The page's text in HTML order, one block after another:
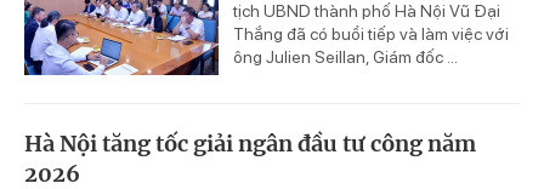
tịch UBND thành phố Hà Nội Vũ Đại
Thắng đã có buổi tiếp và làm việc với
ông Julien Seillan, Giám đốc ...
Hà Nội tăng tốc giải ngân đầu tư công năm
2026